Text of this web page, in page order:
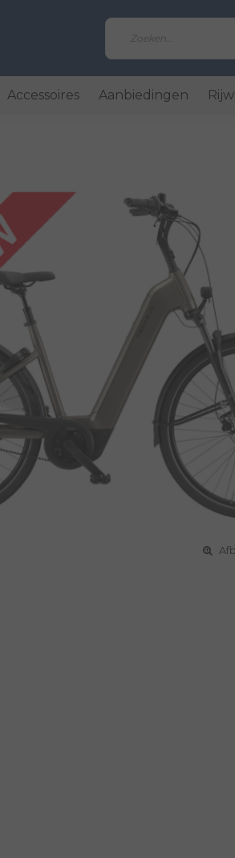
Accessoires Aanbiedingen